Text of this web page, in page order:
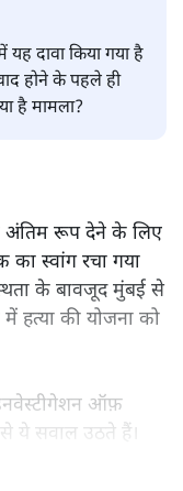
यह दावा किया गया है
होने के पहले ही
है मामला?
अंतिम रूप देने के लिए
स्वांग रचा गया
के बावजूद मुंबई से
हत्या की योजना को
ऑफ़
ये सवाल उठते हैं।